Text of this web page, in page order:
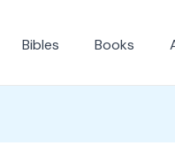
Bibles Books